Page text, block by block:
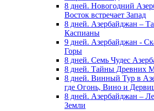
8 дней. Новогодний
Восток встречает Запад
8 дней. Азербайджан –
Каспианы
9 дней. Азербайджан -
Горы
8 дней. Семь Чудес
8 дней. Тайны Древних
8 дней. Винный Тур в
где Огонь, Вино и
8 дней. Азербайджан –
Земли